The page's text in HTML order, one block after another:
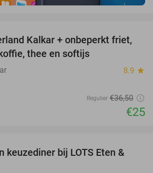
32%
Kalkar + onbeperkt friet,
thee en softijs
8.9 star
Regulier €36,50
€25
38%
keuzediner bij LOTS Eten &